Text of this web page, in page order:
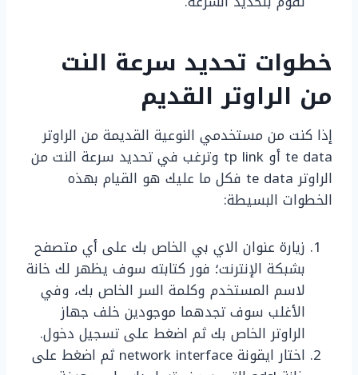
خطوات تحديد سرعة النت
من الراوتر القديم
إذا كنت من مستخدمي النوعية القديمة من الراوتر
te data أو tp link وترغب في تحديد سرعة النت من
الراوتر te data فكل ما عليك هو القيام بهذه
الخطوات البسيطة:
زيارة عنوان الاي بي الخاص بك على أي متصفح
بشبكة الإنترنت؛ فور كتابته سوف يظهر لك خانة
لاسم المستخدم وكلمة السر الخاص بك، وفي
الأغلب سوف تجدهما موجودين خلف جهاز
الراوتر الخاص بك ثم اضغط على تسجيل دخول.
اختار ايقونة network interface ثم اضغط على